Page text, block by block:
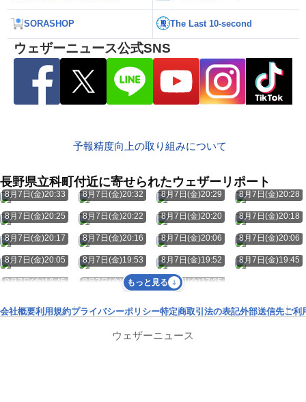
SORASHOP The Last 10-second
ウェザーニュース公式SNS
予報精度向上の取り組みについて
長野県立科町付近に寄せられたウェザーリポート
8月7日(金)20:33 8月7日(金)20:32 8月7日(金)20:29 8月7日(金)20:28
8月7日(金)20:25 8月7日(金)20:22 8月7日(金)20:20 8月7日(金)20:18
8月7日(金)20:17 8月7日(金)20:16 8月7日(金)20:06 8月7日(金)20:06
8月7日(金)20:05 8月7日(金)19:53 8月7日(金)19:52 8月7日(金)19:45
8月7日(金)19:45 8月7日(金)17:27 8月7日(金)17:25
もっと見る
会社概要利用規約プライバシーポリシー特定商取引法の表記外部送信先ご利
ウェザーニュース